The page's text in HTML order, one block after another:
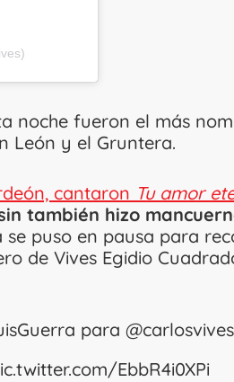
noche fueron el más
León y el Gruntera.
cantaron Tu amor
también hizo
se puso en pausa para
de Vives Egidio
para @carlosvives
EbbR4i0XPi